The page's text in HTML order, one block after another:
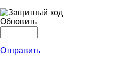
Обновить
Отправить